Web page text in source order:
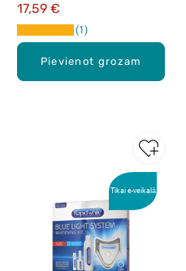
Pievienot grozam
17,59 €
1
Tikai e-veikalā